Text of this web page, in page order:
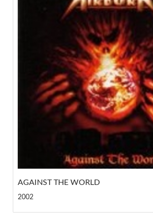
AGAINST THE WORLD
2002